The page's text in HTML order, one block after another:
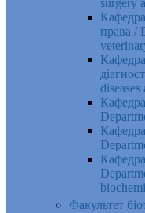
surgery
Кафедра
права /
Кафедра
Кафедра
Кафедра
Факультет